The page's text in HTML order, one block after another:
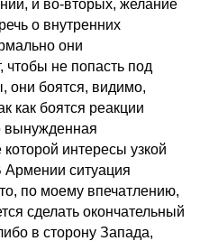
и во-вторых, желание
о внутренних
они
чтобы не попасть под
они боятся, видимо,
как боятся реакции
вынужденная
интересы узкой
Армении ситуация
по моему впечатлению,
сделать окончательный
в сторону Запада,